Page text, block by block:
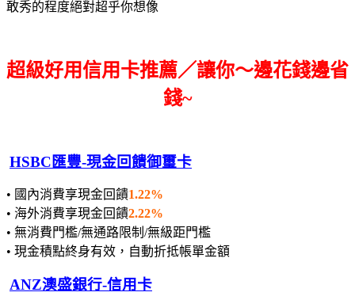
敢秀的程度絕對超乎你想像
超級好用信用卡推薦／讓你～邊花錢邊省
錢~
HSBC匯豐-現金回饋御璽卡
• 國內消費享現金回饋1.22%
• 海外消費享現金回饋2.22%
• 無消費門檻/無通路限制/無級距門檻
• 現金積點終身有效，自動折抵帳單金額
ANZ澳盛銀行-信用卡